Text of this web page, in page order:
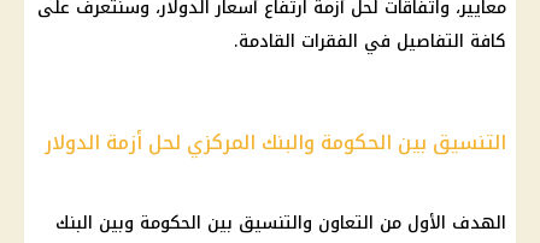
معايير، واتفاقات لحل أزمة ارتفاع أسعار الدولار، وسنتعرف على
كافة التفاصيل في الفقرات القادمة.
التنسيق بين الحكومة والبنك المركزي لحل أزمة الدولار
الهدف الأول من التعاون والتنسيق بين الحكومة وبين البنك